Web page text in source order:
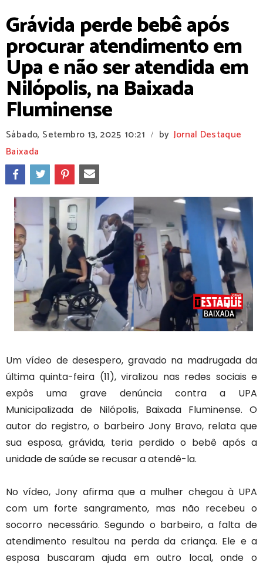
Grávida perde bebê após
procurar atendimento em
Upa e não ser atendida em
Nilópolis, na Baixada
Fluminense
Sábado, Setembro 13, 2025 10:21 / by Jornal Destaque
Baixada
Um vídeo de desespero, gravado na madrugada da
última quinta-feira (11), viralizou nas redes sociais e
expôs uma grave denúncia contra a UPA
Municipalizada de Nilópolis, Baixada Fluminense. O
autor do registro, o barbeiro Jony Bravo, relata que
sua esposa, grávida, teria perdido o bebê após a
unidade de saúde se recusar a atendê-la.
No vídeo, Jony afirma que a mulher chegou à UPA
com um forte sangramento, mas não recebeu o
socorro necessário. Segundo o barbeiro, a falta de
atendimento resultou na perda da criança. Ele e a
esposa buscaram ajuda em outro local, onde o